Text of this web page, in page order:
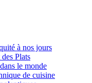
à nos jours
Plats
le monde
de cuisine